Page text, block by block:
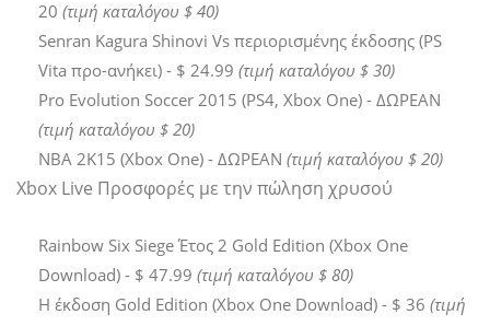
20 (τιμή καταλόγου $ 40)
Senran Kagura Shinovi Vs περιορισμένης έκδοσης (PS
Vita προ-ανήκει) - $ 24.99 (τιμή καταλόγου $ 30)
Pro Evolution Soccer 2015 (PS4, Xbox One) - ΔΩΡΕΑΝ
(τιμή καταλόγου $ 20)
NBA 2K15 (Xbox One) - ΔΩΡΕΑΝ (τιμή καταλόγου $ 20)
Xbox Live Προσφορές με την πώληση χρυσού
Rainbow Six Siege Έτος 2 Gold Edition (Xbox One
Download) - $ 47.99 (τιμή καταλόγου $ 80)
Η έκδοση Gold Edition (Xbox One Download) - $ 36 (τιμή